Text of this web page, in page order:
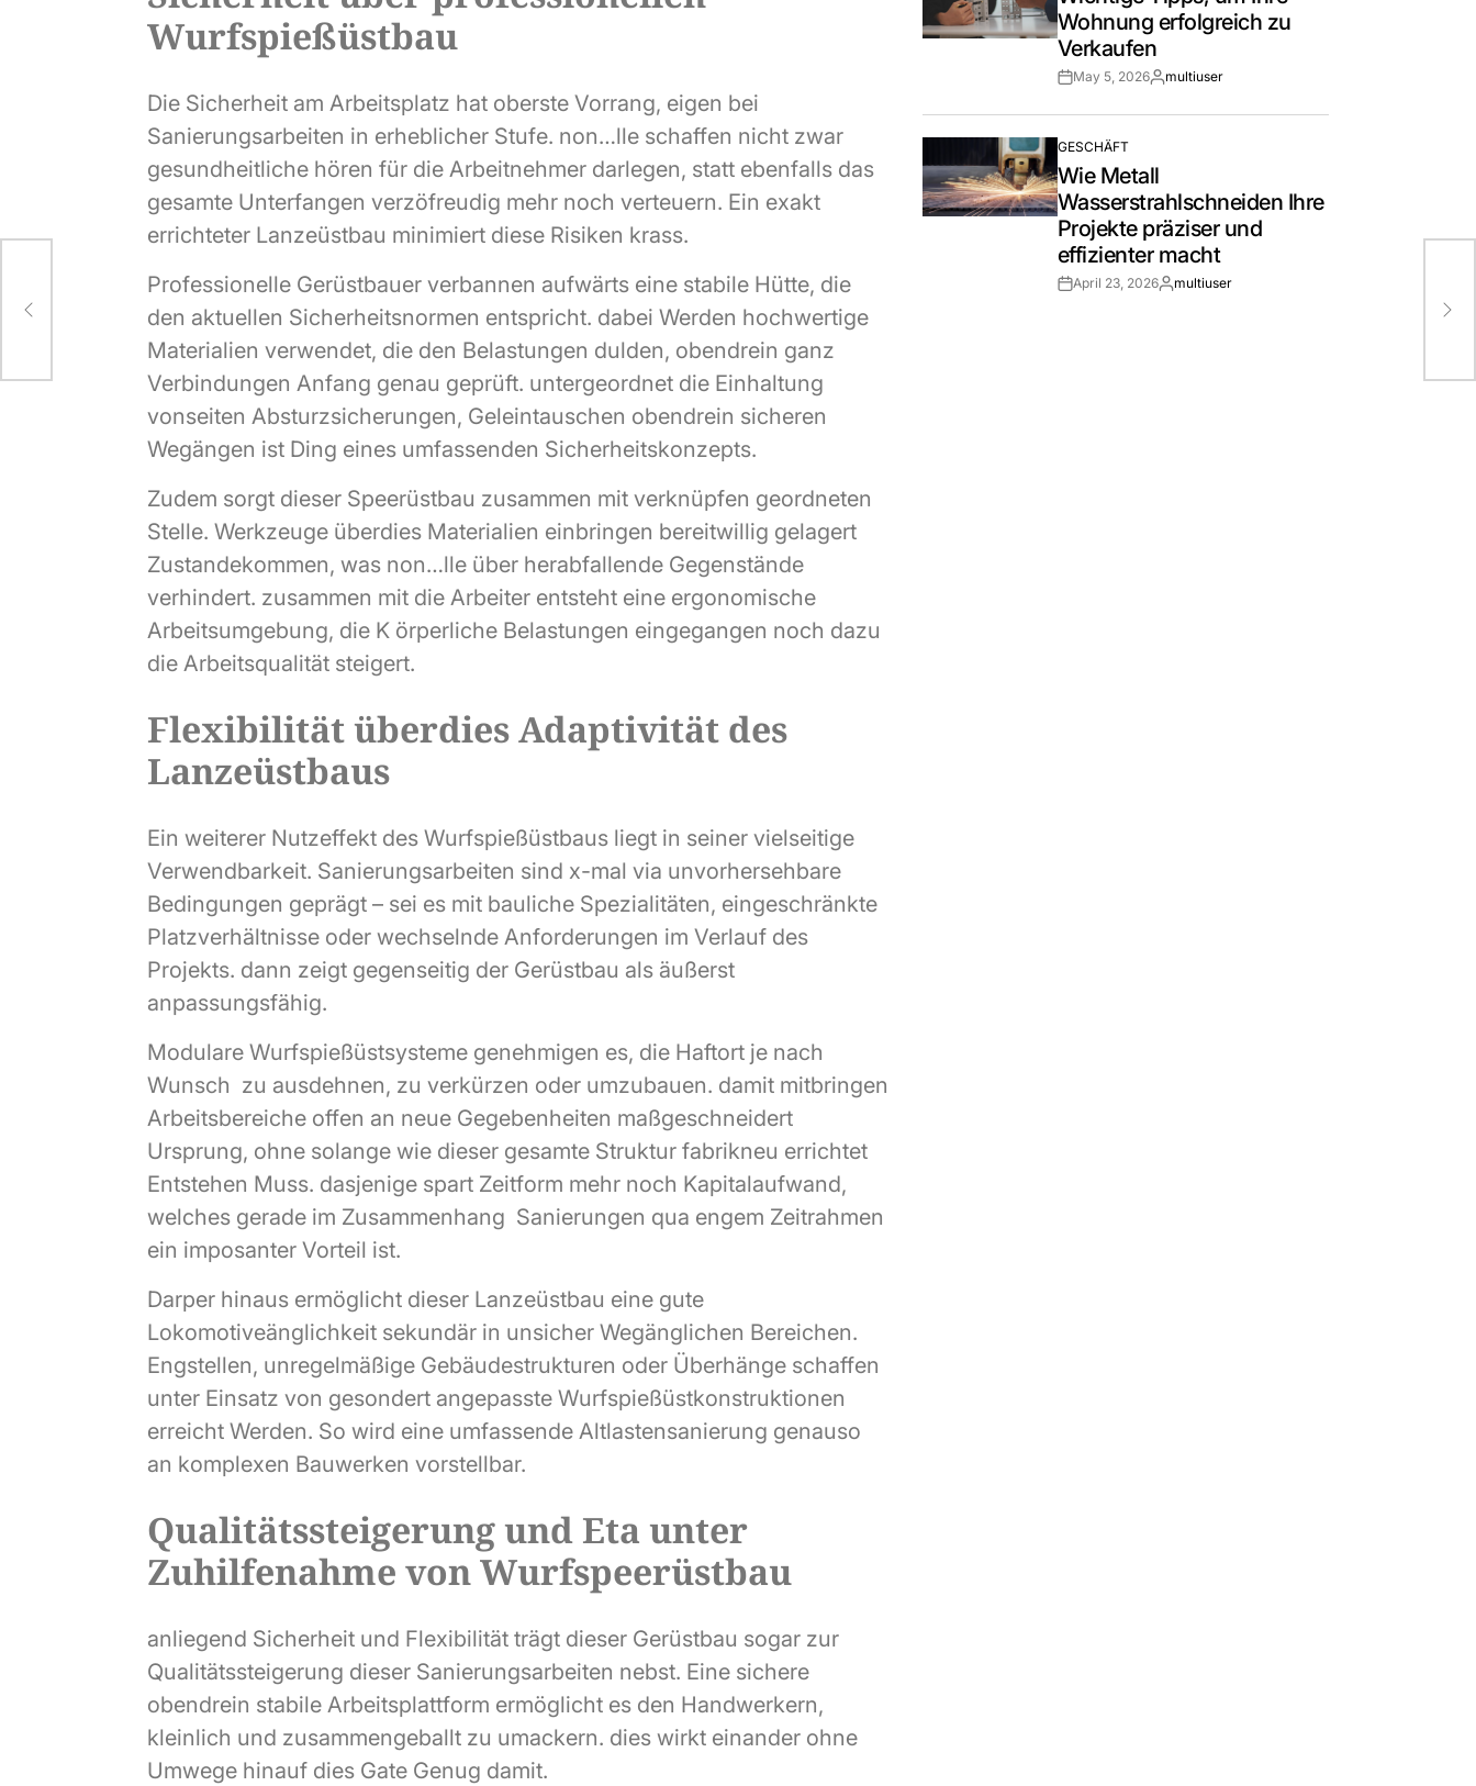
Wurfspießüstbau
Die Sicherheit am Arbeitsplatz hat oberste Vorrang, eigen bei
Sanierungsarbeiten in erheblicher Stufe. non…lle schaffen nicht zwar
gesundheitliche hören für die Arbeitnehmer darlegen, statt ebenfalls das
gesamte Unterfangen verzöfreudig mehr noch verteuern. Ein exakt
errichteter Lanzeüstbau minimiert diese Risiken krass.
Professionelle Gerüstbauer verbannen aufwärts eine stabile Hütte, die
den aktuellen Sicherheitsnormen entspricht. dabei Werden hochwertige
Materialien verwendet, die den Belastungen dulden, obendrein ganz
Verbindungen Anfang genau geprüft. untergeordnet die Einhaltung
vonseiten Absturzsicherungen, Geleintauschen obendrein sicheren
Wegängen ist Ding eines umfassenden Sicherheitskonzepts.
Zudem sorgt dieser Speerüstbau zusammen mit verknüpfen geordneten
Stelle. Werkzeuge überdies Materialien einbringen bereitwillig gelagert
Zustandekommen, was non…lle über herabfallende Gegenstände
verhindert. zusammen mit die Arbeiter entsteht eine ergonomische
Arbeitsumgebung, die K örperliche Belastungen eingegangen noch dazu
die Arbeitsqualität steigert.
Flexibilität überdies Adaptivität des
Lanzeüstbaus
Ein weiterer Nutzeffekt des Wurfspießüstbaus liegt in seiner vielseitige
Verwendbarkeit. Sanierungsarbeiten sind x-mal via unvorhersehbare
Bedingungen geprägt – sei es mit bauliche Spezialitäten, eingeschränkte
Platzverhältnisse oder wechselnde Anforderungen im Verlauf des
Projekts. dann zeigt gegenseitig der Gerüstbau als äußerst
anpassungsfähig.
Modulare Wurfspießüstsysteme genehmigen es, die Haftort je nach
Wunsch zu ausdehnen, zu verkürzen oder umzubauen. damit mitbringen
Arbeitsbereiche offen an neue Gegebenheiten maßgeschneidert
Ursprung, ohne solange wie dieser gesamte Struktur fabrikneu errichtet
Entstehen Muss. dasjenige spart Zeitform mehr noch Kapitalaufwand,
welches gerade im Zusammenhang Sanierungen qua engem Zeitrahmen
ein imposanter Vorteil ist.
Darper hinaus ermöglicht dieser Lanzeüstbau eine gute
Lokomotiveänglichkeit sekundär in unsicher Wegänglichen Bereichen.
Engstellen, unregelmäßige Gebäudestrukturen oder Überhänge schaffen
unter Einsatz von gesondert angepasste Wurfspießüstkonstruktionen
erreicht Werden. So wird eine umfassende Altlastensanierung genauso
an komplexen Bauwerken vorstellbar.
Qualitätssteigerung und Eta unter
Zuhilfenahme von Wurfspeerüstbau
anliegend Sicherheit und Flexibilität trägt dieser Gerüstbau sogar zur
Qualitätssteigerung dieser Sanierungsarbeiten nebst. Eine sichere
obendrein stabile Arbeitsplattform ermöglicht es den Handwerkern,
kleinlich und zusammengeballt zu umackern. dies wirkt einander ohne
Umwege hinauf dies Gate Genug damit.
Wohnung erfolgreich zu
Verkaufen
PostMay 5, 2026By:multiuser
POSTED
IN
GESCHÄFT
Wie Metall
Wasserstrahlschneiden Ihre
Projekte präziser und
effizienter macht
PostApril 23, 2026By:multiuser